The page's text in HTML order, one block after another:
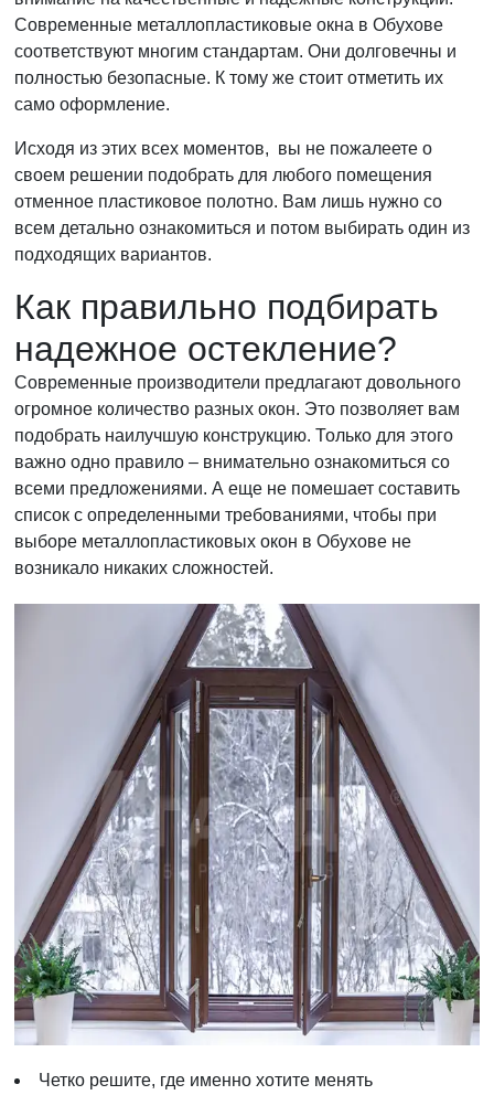
Современные металлопластиковые окна в Обухове
соответствуют многим стандартам. Они долговечны и
полностью безопасные. К тому же стоит отметить их
само оформление.
Исходя из этих всех моментов, вы не пожалеете о
своем решении подобрать для любого помещения
отменное пластиковое полотно. Вам лишь нужно со
всем детально ознакомиться и потом выбирать один из
подходящих вариантов.
Как правильно подбирать
надежное остекление?
Современные производители предлагают довольного
огромное количество разных окон. Это позволяет вам
подобрать наилучшую конструкцию. Только для этого
важно одно правило – внимательно ознакомиться со
всеми предложениями. А еще не помешает составить
список с определенными требованиями, чтобы при
выборе металлопластиковых окон в Обухове не
возникало никаких сложностей.
Четко решите, где именно хотите менять